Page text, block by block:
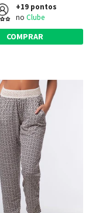
+19 pontos
no Clube
COMPRAR